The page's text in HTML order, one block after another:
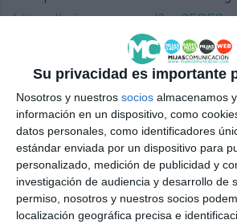
Su privacidad es importante
Nosotros y nuestros socios almacenamos
información en un dispositivo, como
datos personales, como identificadores
estándar enviada por un dispositivo para
personalizado, medición de publicidad y
investigación de audiencia y desarrollo de
permiso, nosotros y nuestros socios
localización geográfica precisa e
https://mijascom.com/?a=25852
MIJITAS